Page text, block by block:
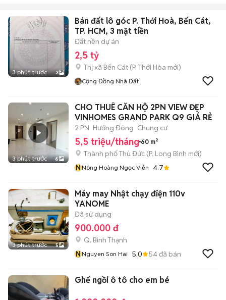
3 phút trước 3
Bán đất lô góc P. Thới Hoà, Bến Cát,
TP. HCM, 3 mặt tiền
Đất nền dự án
2,5 tỷ
Thị xã Bến Cát (P. Thới Hòa mới)
Cộng Đồng Nhà Đất
3 phút trước 6
CHO THUÊ CĂN HỘ 2PN VIEW ĐẸP
VINHOMES GRAND PARK Q9 GIÁ RẺ
2 PN Hướng Đông Chung cư
5,5 triệu/tháng 60 m²
Thành phố Thủ Đức (P. Long Bình mới)
NNông Hoàng Ngọc Viễn 4.7
3 phút trước 5
Máy may Nhật chạy điện 110v
YANOME
Đã sử dụng
900.000 đ
Q. Bình Thạnh
NNguyen Son Hai 5.0 54đã bán
Ghế ngồi ô tô cho em bé